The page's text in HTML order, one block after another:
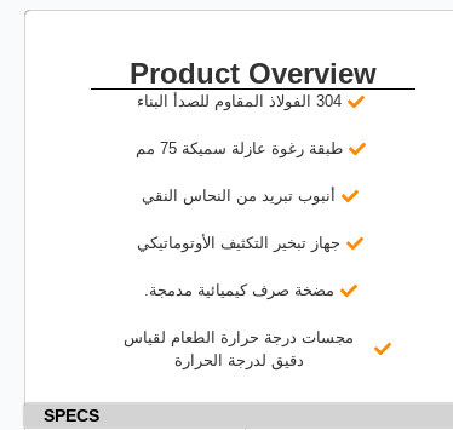
Product Overview
304 الفولاذ المقاوم للصدأ البناء
طبقة رغوة عازلة سميكة 75 مم
أنبوب تبريد من النحاس النقي
جهاز تبخير التكثيف الأوتوماتيكي
مضخة صرف كيميائية مدمجة.
مجسات درجة حرارة الطعام لقياس
دقيق لدرجة الحرارة
SPECS